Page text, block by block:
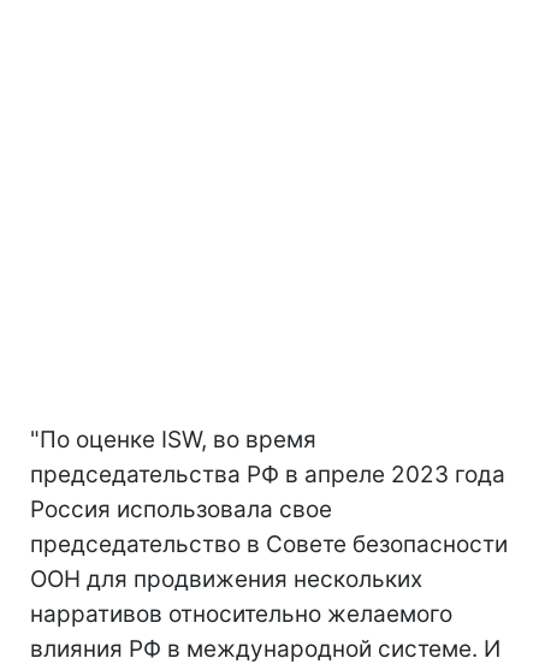
"По оценке ISW, во время
председательства РФ в апреле 2023 года
Россия использовала свое
председательство в Совете безопасности
ООН для продвижения нескольких
нарративов относительно желаемого
влияния РФ в международной системе. И